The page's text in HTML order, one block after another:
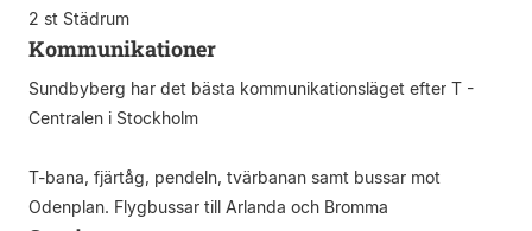
2 st Städrum
Kommunikationer
Sundbyberg har det bästa kommunikationsläget efter T -
Centralen i Stockholm
T-bana, fjärtåg, pendeln, tvärbanan samt bussar mot
Odenplan. Flygbussar till Arlanda och Bromma